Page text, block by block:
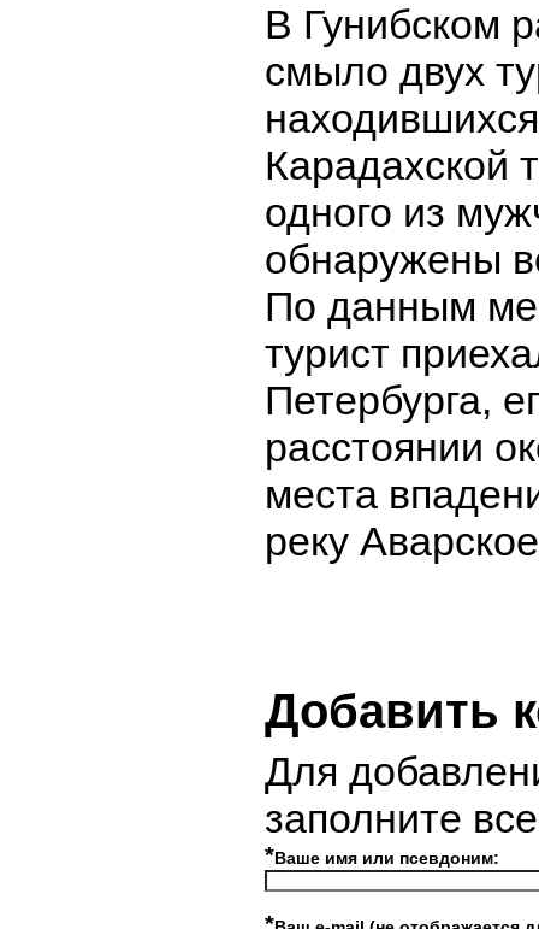
В Гунибском
смыло двух
Карадахской
одного из
обнаружены
По данным
турист
Петербурга,
расстоянии
места
реку
Добавить
Для
заполните
*Ваше имя или псевдоним: